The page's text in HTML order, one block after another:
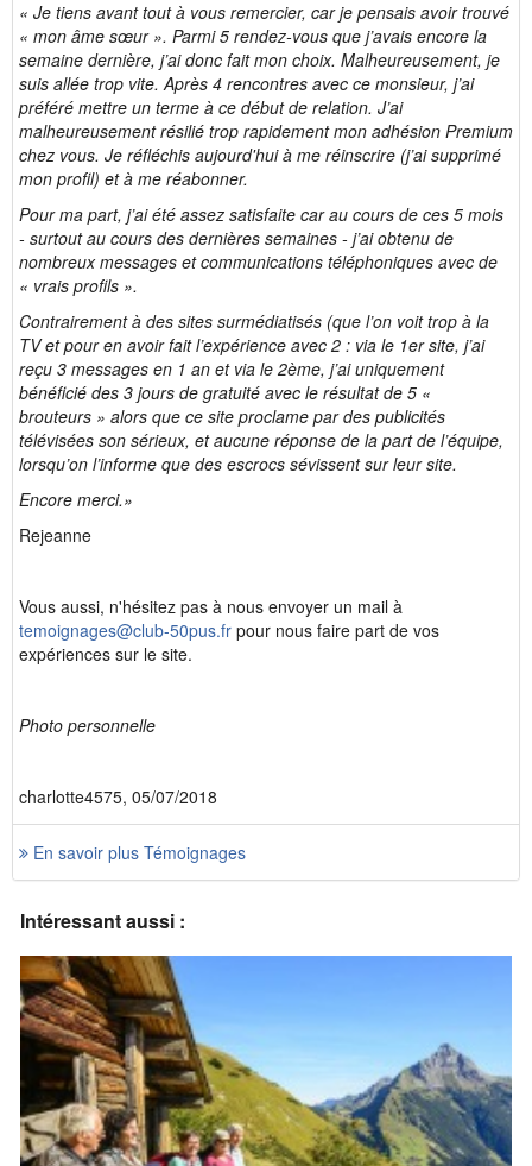
« Je tiens avant tout à vous remercier, car je pensais avoir trouvé
« mon âme sœur ». Parmi 5 rendez-vous que j’avais encore la
semaine dernière, j’ai donc fait mon choix. Malheureusement, je
suis allée trop vite. Après 4 rencontres avec ce monsieur, j’ai
préféré mettre un terme à ce début de relation. J’ai
malheureusement résilié trop rapidement mon adhésion Premium
chez vous. Je réfléchis aujourd'hui à me réinscrire (j’ai supprimé
mon profil) et à me réabonner.
Pour ma part, j’ai été assez satisfaite car au cours de ces 5 mois
- surtout au cours des dernières semaines - j’ai obtenu de
nombreux messages et communications téléphoniques avec de
« vrais profils ».
Contrairement à des sites surmédiatisés (que l’on voit trop à la
TV et pour en avoir fait l’expérience avec 2 : via le 1er site, j’ai
reçu 3 messages en 1 an et via le 2ème, j’ai uniquement
bénéficié des 3 jours de gratuité avec le résultat de 5 «
brouteurs » alors que ce site proclame par des publicités
télévisées son sérieux, et aucune réponse de la part de l’équipe,
lorsqu’on l’informe que des escrocs sévissent sur leur site.
Encore merci.»
Rejeanne
Vous aussi, n'hésitez pas à nous envoyer un mail à
temoignages@club-50pus.fr pour nous faire part de vos
expériences sur le site.
Photo personnelle
charlotte4575, 05/07/2018
En savoir plus Témoignages
Intéressant aussi :